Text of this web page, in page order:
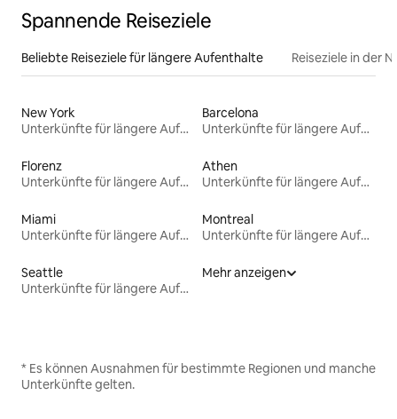
Spannende Reiseziele
Beliebte Reiseziele für längere Aufenthalte Reiseziele in der
New York
Unterkünfte für längere Aufenthalte
Barcelona
Unterkünfte für längere Aufenthalte
Florenz
Unterkünfte für längere Aufenthalte
Athen
Unterkünfte für längere Aufenthalte
Miami
Unterkünfte für längere Aufenthalte
Montreal
Unterkünfte für längere Aufenthalte
Seattle
Unterkünfte für längere Aufenthalte
Mehr anzeigen
* Es können Ausnahmen für bestimmte Regionen und manche
Unterkünfte gelten.